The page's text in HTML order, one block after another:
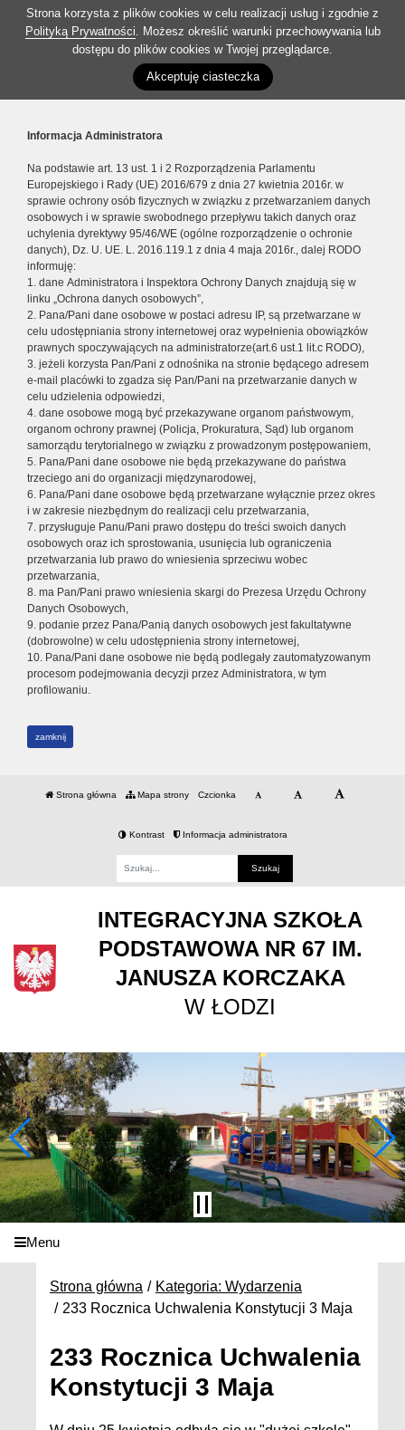
Strona korzysta z plików cookies w celu realizacji usług i zgodnie z
Polityką Prywatności. Możesz określić warunki przechowywania lub
dostępu do plików cookies w Twojej przeglądarce.
Akceptuję ciasteczka
Informacja Administratora
Na podstawie art. 13 ust. 1 i 2 Rozporządzenia Parlamentu
Europejskiego i Rady (UE) 2016/679 z dnia 27 kwietnia 2016r. w
sprawie ochrony osób fizycznych w związku z przetwarzaniem danych
osobowych i w sprawie swobodnego przepływu takich danych oraz
uchylenia dyrektywy 95/46/WE (ogólne rozporządzenie o ochronie
danych), Dz. U. UE. L. 2016.119.1 z dnia 4 maja 2016r., dalej RODO
informuję:
1. dane Administratora i Inspektora Ochrony Danych znajdują się w
linku „Ochrona danych osobowych”,
2. Pana/Pani dane osobowe w postaci adresu IP, są przetwarzane w
celu udostępniania strony internetowej oraz wypełnienia obowiązków
prawnych spoczywających na administratorze(art.6 ust.1 lit.c RODO),
3. jeżeli korzysta Pan/Pani z odnośnika na stronie będącego adresem
e-mail placówki to zgadza się Pan/Pani na przetwarzanie danych w
celu udzielenia odpowiedzi,
4. dane osobowe mogą być przekazywane organom państwowym,
organom ochrony prawnej (Policja, Prokuratura, Sąd) lub organom
samorządu terytorialnego w związku z prowadzonym postępowaniem,
5. Pana/Pani dane osobowe nie będą przekazywane do państwa
trzeciego ani do organizacji międzynarodowej,
6. Pana/Pani dane osobowe będą przetwarzane wyłącznie przez okres
i w zakresie niezbędnym do realizacji celu przetwarzania,
7. przysługuje Panu/Pani prawo dostępu do treści swoich danych
osobowych oraz ich sprostowania, usunięcia lub ograniczenia
przetwarzania lub prawo do wniesienia sprzeciwu wobec
przetwarzania,
8. ma Pan/Pani prawo wniesienia skargi do Prezesa Urzędu Ochrony
Danych Osobowych,
9. podanie przez Pana/Panią danych osobowych jest fakultatywne
(dobrowolne) w celu udostępnienia strony internetowej,
10. Pana/Pani dane osobowe nie będą podlegały zautomatyzowanym
procesom podejmowania decyzji przez Administratora, w tym
profilowaniu.
zamknij
Strona główna Mapa strony Czcionka
Kontrast Informacja administratora
INTEGRACYJNA SZKOŁA
PODSTAWOWA NR 67 IM.
JANUSZA KORCZAKA
W ŁODZI
Menu
Strona główna
Kategoria: Wydarzenia
233 Rocznica Uchwalenia Konstytucji 3 Maja
233 Rocznica Uchwalenia
Konstytucji 3 Maja